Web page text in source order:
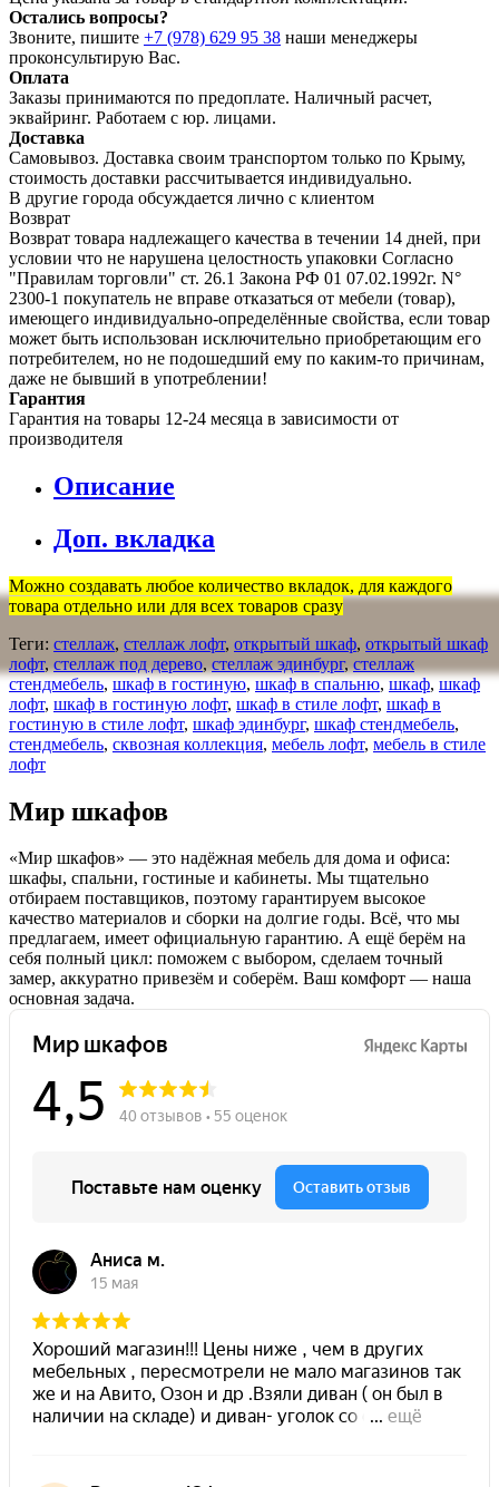
Остались вопросы?
Звоните, пишите +7 (978) 629 95 38 наши менеджеры
проконсультирую Вас.
Оплата
Заказы принимаются по предоплате. Наличный расчет,
эквайринг. Работаем с юр. лицами.
Доставка
Самовывоз. Доставка своим транспортом только по Крыму,
стоимость доставки рассчитывается индивидуально.
В другие города обсуждается лично с клиентом
Возврат
Возврат товара надлежащего качества в течении 14 дней, при
условии что не нарушена целостность упаковки Согласно
"Правилам торговли" ст. 26.1 Закона РФ 01 07.02.1992г. N°
2300-1 покупатель не вправе отказаться от мебели (товар),
имеющего индивидуально-определённые свойства, если товар
может быть использован исключительно приобретающим его
потребителем, но не подошедший eмy по каким-то причинам,
даже не бывший в употреблении!
Гарантия
Гарантия на товары 12-24 месяца в зависимости от
производителя
Описание
Доп. вкладка
Можно создавать любое количество вкладок, для каждого
товара отдельно или для всех товаров сразу
Теги: стеллаж, стеллаж лофт, открытый шкаф, открытый шкаф
лофт, стеллаж под дерево, стеллаж эдинбург, стеллаж
стендмебель, шкаф в гостиную, шкаф в спальню, шкаф, шкаф
лофт, шкаф в гостиную лофт, шкаф в стиле лофт, шкаф в
гостиную в стиле лофт, шкаф эдинбург, шкаф стендмебель,
стендмебель, сквозная коллекция, мебель лофт, мебель в стиле
лофт
Мир шкафов
«Мир шкафов» — это надёжная мебель для дома и офиса:
шкафы, спальни, гостиные и кабинеты. Мы тщательно
отбираем поставщиков, поэтому гарантируем высокое
качество материалов и сборки на долгие годы. Всё, что мы
предлагаем, имеет официальную гарантию. А ещё берём на
себя полный цикл: поможем с выбором, сделаем точный
замер, аккуратно привезём и соберём. Ваш комфорт — наша
основная задача.